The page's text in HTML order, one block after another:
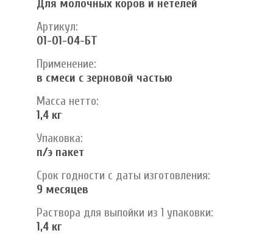
Для молочных коров и нетелей
Артикул:
01-01-04-БТ
Применение:
в смеси с зерновой частью
Масса нетто:
1,4 кг
Упаковка:
п/э пакет
Срок годности с даты изготовления:
9 месяцев
Раствора для выпойки из 1 упаковки:
1,4 кг